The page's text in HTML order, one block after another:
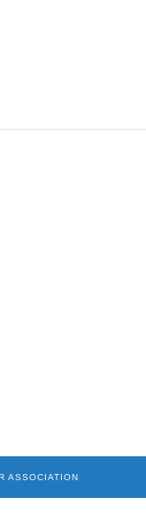
ASSOCIATION